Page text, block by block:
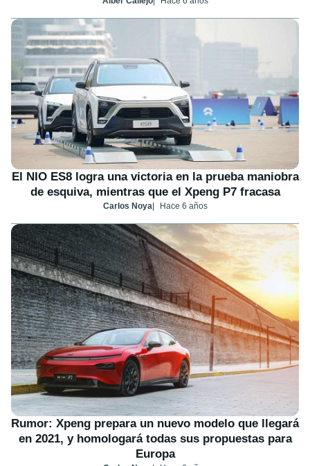
El NIO ES8 logra una victoria en la prueba maniobra
de esquiva, mientras que el Xpeng P7 fracasa
Carlos Noya Hace 6 años
Rumor: Xpeng prepara un nuevo modelo que llegará
en 2021, y homologará todas sus propuestas para
Europa